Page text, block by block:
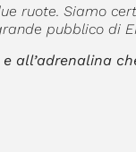
ruote. Siamo
pubblico di
all’adrenalina